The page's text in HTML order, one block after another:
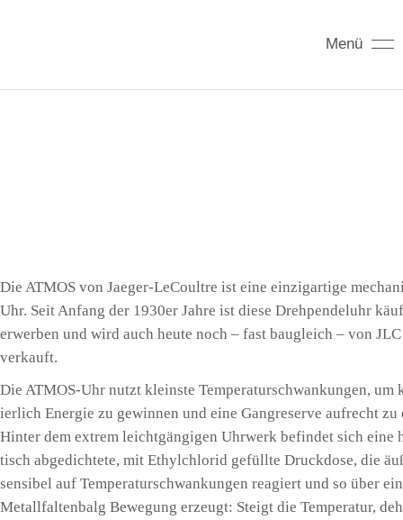
Menü
Die ATMOS von Jae­ger-LeCoult­re ist eine ein­zig­ar­ti­ge
Uhr. Seit Anfang der 1930er Jah­re ist die­se Dreh­pen­del­uhr
erwer­ben und wird auch heu­te noch – fast bau­gleich – von JLC
verkauft.
Die ATMOS-Uhr nutzt kleins­te Tem­pe­ra­tur­schwan­kun­gen,
ier­lich Ener­gie zu gewin­nen und eine Gang­re­ser­ve auf­recht zu
Hin­ter dem extrem leicht­gän­gi­gen Uhr­werk befin­det sich eine
tisch abge­dich­te­te, mit Ethyl­chlo­rid gefüll­te Druck­do­se, die
sen­si­bel auf Tem­pe­ra­tur­schwan­kun­gen reagiert und so über
Metall­fal­ten­balg Bewe­gung erzeugt: Steigt die Tem­pe­ra­tur,